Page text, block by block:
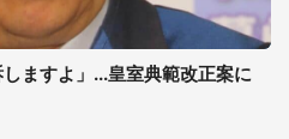
ますよ」...皇室典範改正案に